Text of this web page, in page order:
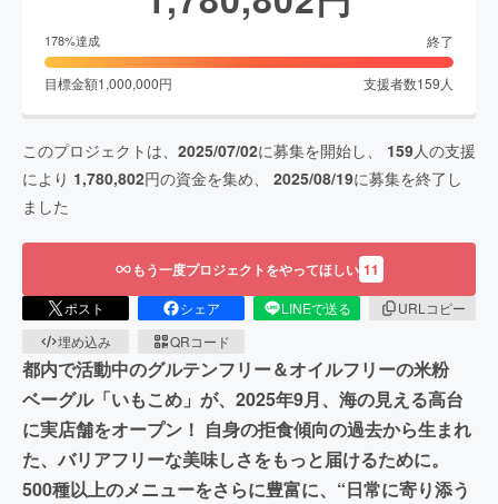
178%達成 終了
目標金額1,000,000円 支援者数159 人
このプロジェクトは、 2025/07/02に募集を開始し、 159人の支援
により 1,780,802円の資金を集め、 2025/08/19に募集を終了し
ました
もう一度プロジェクトをやってほしい 11
ポスト シェア LINEで送る
URLコピー
埋め込み
QRコード
都内で活動中のグルテンフリー＆オイルフリーの米粉
ベーグル「いもこめ」が、2025年9月、海の見える高台
に実店舗をオープン！ 自身の拒食傾向の過去から生まれ
た、バリアフリーな美味しさをもっと届けるために。
500種以上のメニューをさらに豊富に、“日常に寄り添う